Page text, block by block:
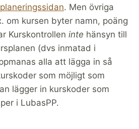
. Men övriga
om kursen byter namn, poäng
Kurskontrollen inte hänsyn till
(dvs inmatad i
alla att lägga in så
som möjligt som
lägger in kurskoder som
i LubasPP.